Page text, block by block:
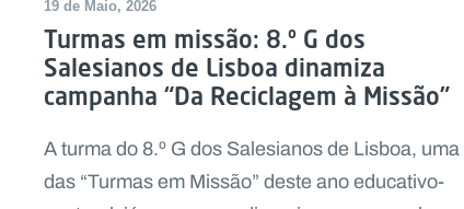
19 de Maio, 2026
Turmas em missão: 8.º G dos
Salesianos de Lisboa dinamiza
campanha “Da Reciclagem à Missão”
A turma do 8.º G dos Salesianos de Lisboa, uma
das “Turmas em Missão” deste ano educativo-